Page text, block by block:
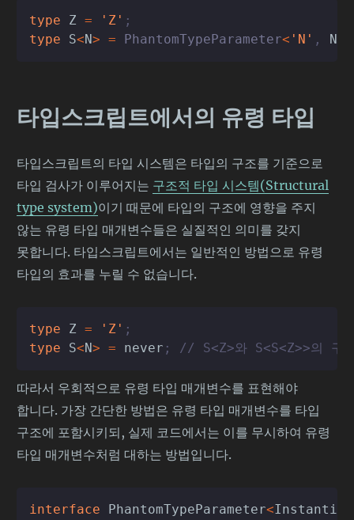
type Z = 'Z' ;
type
S<N> = PhantomTypeParameter< 'N' , N
타입스크립트에서의 유령 타입
타입스크립트의 타입 시스템은 타입의 구조를 기준으로
타입 검사가 이루어지는 구조적 타입 시스템(Structural
type system)이기 때문에 타입의 구조에 영향을 주지
않는 유령 타입 매개변수들은 실질적인 의미를 갖지
못합니다. 타입스크립트에서는 일반적인 방법으로 유령
타입의 효과를 누릴 수 없습니다.
type Z = 'Z' ;
type
S<N> = never ; // S<Z>와 S<S<Z>>의 구
따라서 우회적으로 유령 타입 매개변수를 표현해야
합니다. 가장 간단한 방법은 유령 타입 매개변수를 타입
구조에 포함시키되, 실제 코드에서는 이를 무시하여 유령
타입 매개변수처럼 대하는 방법입니다.
interface PhantomTypeParameter<